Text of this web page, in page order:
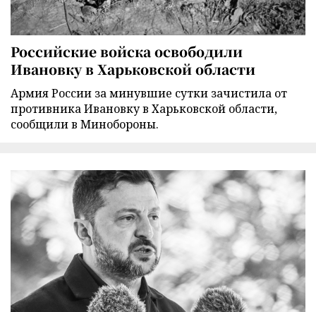
Российские войска освободили
Ивановку в Харьковской области
Армия России за минувшие сутки зачистила от
противника Ивановку в Харьковской области,
сообщили в Минобороны.